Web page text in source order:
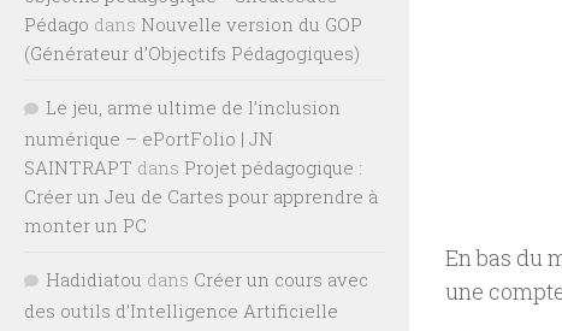
En bas du
une
Pédago dans Nouvelle version du GOP
(Générateur d’Objectifs Pédagogiques)
Le jeu, arme ultime de l’inclusion
numérique – ePortFolio | JN
SAINTRAPT dans Projet pédagogique :
Créer un Jeu de Cartes pour apprendre à
monter un PC
Hadidiatou dans Créer un cours avec
des outils d’Intelligence Artificielle